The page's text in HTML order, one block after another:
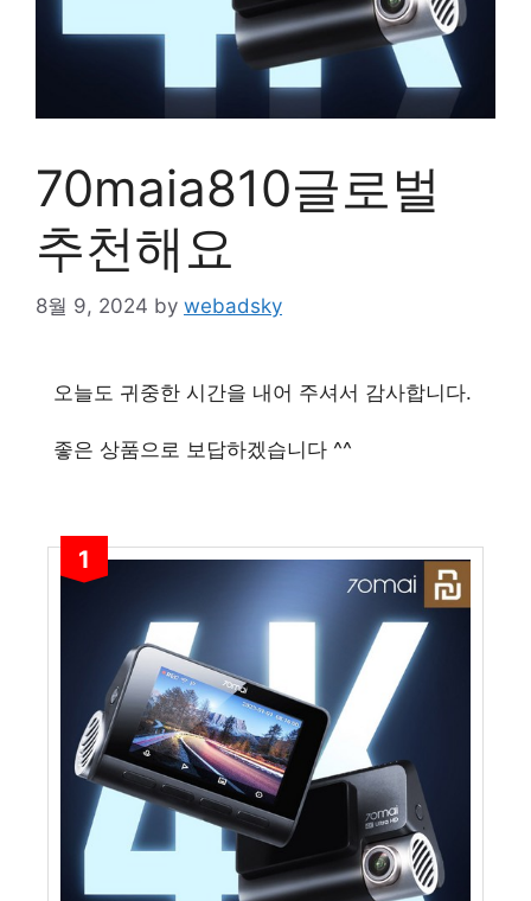
70maia810글로벌
추천해요
8월 9, 2024 by webadsky
오늘도 귀중한 시간을 내어 주셔서 감사합니다.
좋은 상품으로 보답하겠습니다 ^^
1